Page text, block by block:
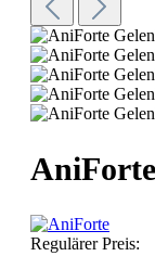
Regulärer Preis: